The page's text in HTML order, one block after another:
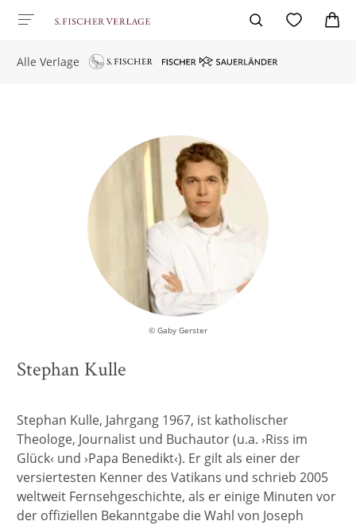
Alle Verlage
© Gaby Gerster
Stephan Kulle
Stephan Kulle, Jahrgang 1967, ist katholischer
Theologe, Journalist und Buchautor (u.a. ›Riss im
Glück‹ und ›Papa Benedikt‹). Er gilt als einer der
versiertesten Kenner des Vatikans und schrieb 2005
weltweit Fernsehgeschichte, als er einige Minuten vor
der offiziellen Bekanntgabe die Wahl von Joseph